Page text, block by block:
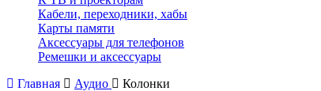
Кабели, переходники, хабы
Карты памяти
Аксессуары для телефонов
Ремешки и аксессуары
Главная
Аудио Колонки